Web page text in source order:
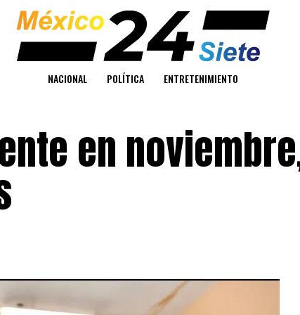
NACIONAL POLÍTICA ENTRETENIMIENTO
en